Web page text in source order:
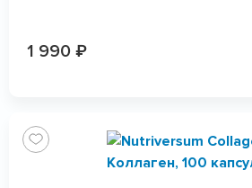
1 990 ₽